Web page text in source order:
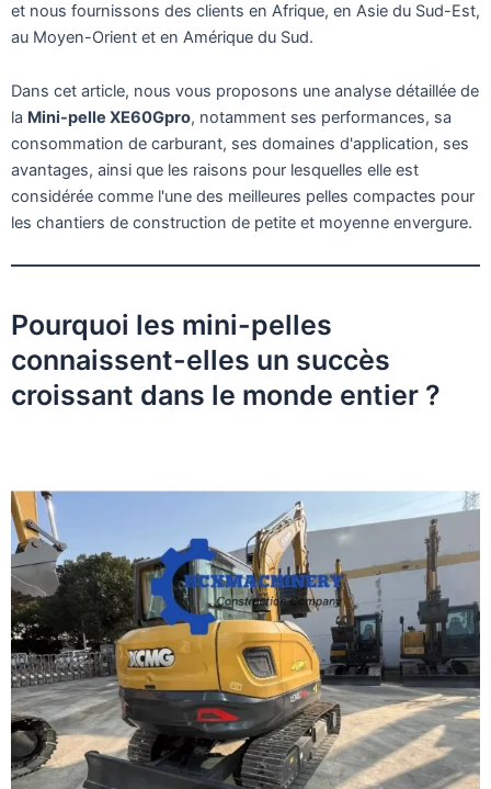
et nous fournissons des clients en Afrique, en Asie du Sud-Est,
au Moyen-Orient et en Amérique du Sud.
Dans cet article, nous vous proposons une analyse détaillée de
la Mini-pelle XE60Gpro, notamment ses performances, sa
consommation de carburant, ses domaines d'application, ses
avantages, ainsi que les raisons pour lesquelles elle est
considérée comme l'une des meilleures pelles compactes pour
les chantiers de construction de petite et moyenne envergure.
Pourquoi les mini-pelles
connaissent-elles un succès
croissant dans le monde entier ?